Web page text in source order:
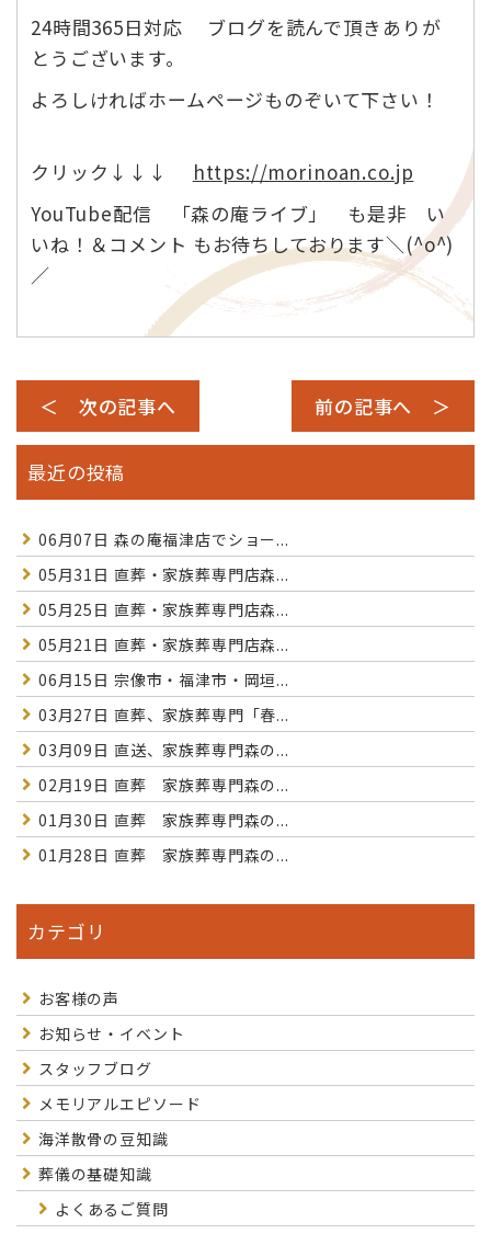
24時間365日対応 ブログを読んで頂きありが
とうございます。
よろしければホームページものぞいて下さい！
クリック↓↓↓ https://morinoan.co.jp
YouTube配信 「森の庵ライブ」 も是非 い
いね！＆コメント もお待ちしております＼(^o^)
／
＜ 次の記事へ 前の記事へ ＞
最近の投稿
06月07日 森の庵福津店でショー...
05月31日 直葬・家族葬専門店森...
05月25日 直葬・家族葬専門店森...
05月21日 直葬・家族葬専門店森...
06月15日 宗像市・福津市・岡垣...
03月27日 直葬、家族葬専門「春...
03月09日 直送、家族葬専門森の...
02月19日 直葬 家族葬専門森の...
01月30日 直葬 家族葬専門森の...
01月28日 直葬 家族葬専門森の...
カテゴリ
お客様の声
お知らせ・イベント
スタッフブログ
メモリアルエピソード
海洋散骨の豆知識
葬儀の基礎知識
よくあるご質問